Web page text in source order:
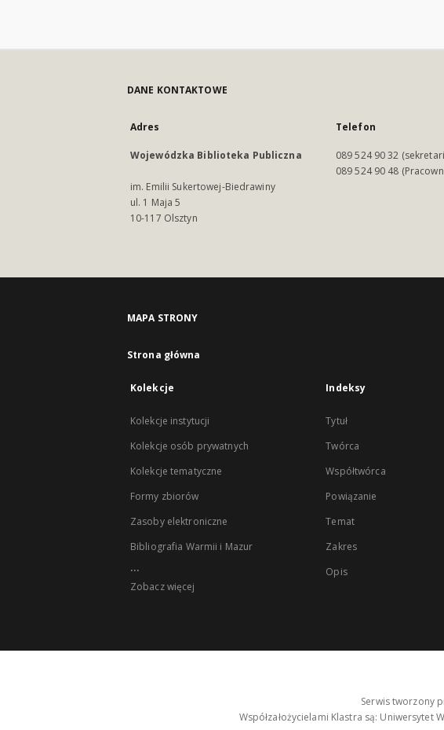
DANE KONTAKTOWE
Adres
Wojewódzka Biblioteka Publiczna
im. Emilii Sukertowej-Biedrawiny
ul. 1 Maja 5
10-117 Olsztyn
Telefon
089 524 90 32
089 524 90 48
MAPA STRONY
Strona główna
Kolekcje
Kolekcje instytucji
Kolekcje osób prywatnych
Kolekcje tematyczne
Formy zbiorów
Zasoby elektroniczne
Bibliografia Warmii i Mazur
...
Zobacz więcej
Indeksy
Tytuł
Twórca
Współtwórca
Powiązanie
Temat
Zakres
Opis
Serwis tworzony
Współzałożycielami Klastra są: